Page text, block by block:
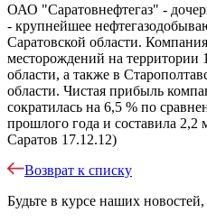
ОАО "Саратовнефтегаз" -
- крупнейшее
Саратовской области.
месторождений на территории
области, а также в
области. Чистая прибыль
сократилась на 6,5 % по
прошлого года и составила
Саратов 17.12.12)
Возврат к списку
Будьте в курсе наших